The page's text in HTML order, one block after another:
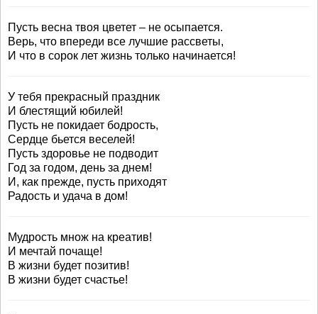
Пусть весна твоя цветет – не осыпается.
Верь, что впереди все лучшие рассветы,
И что в сорок лет жизнь только начинается!
У тебя прекрасный праздник
И блестящий юбилей!
Пусть не покидает бодрость,
Сердце бьется веселей!
Пусть здоровье не подводит
Год за годом, день за днем!
И, как прежде, пусть приходят
Радость и удача в дом!
Мудрость множ на креатив!
И мечтай почаще!
В жизни будет позитив!
В жизни будет счастье!